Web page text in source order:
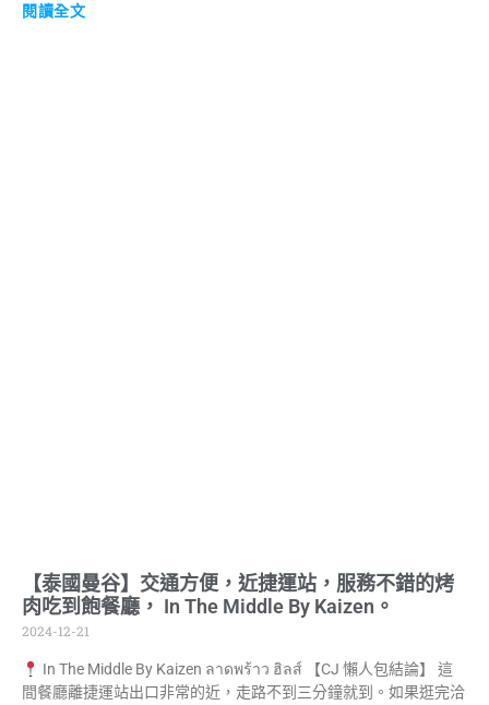
閱讀全文
【泰國曼谷】交通方便，近捷運站，服務不錯的烤
肉吃到飽餐廳， In The Middle By Kaizen。
2024-12-21
In The Middle By Kaizen ลาดพร้าว ฮิลส์ 【CJ 懶人包結論】 這
間餐廳離捷運站出口非常的近，走路不到三分鐘就到。如果逛完洽